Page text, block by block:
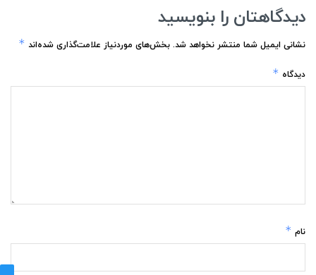
دیدگاهتان را بنویسید
نشانی ایمیل شما منتشر نخواهد شد. بخش‌های موردنیاز علامت‌گذاری شده‌اند *
دیدگاه *
نام *